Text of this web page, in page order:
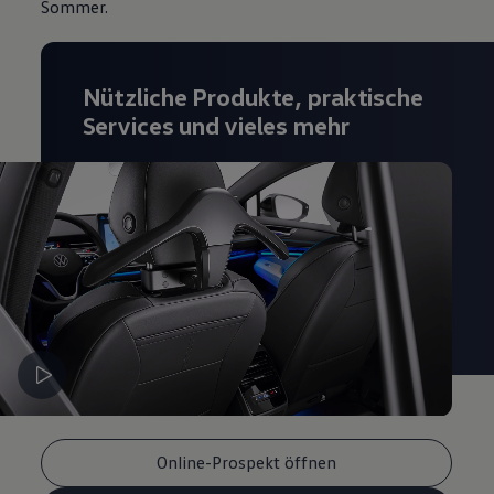
Magazin
Lifestyle
Elektromobilität
Volkswagen R
Pannen- und Unfallhilfe
Volkswagen Kundenbetreuung
Sommer.
Online-Prospekt öffnen
Nützliche Produkte, praktische
Services und vieles mehr